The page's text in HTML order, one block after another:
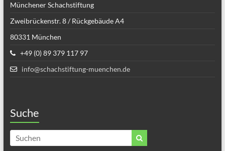
Münchener Schachstiftung
Zweibrückenstr. 8 / Rückgebäude A4
80331 München
+49 (0) 89 379 117 97
info@schachstiftung-muenchen.de
Suche